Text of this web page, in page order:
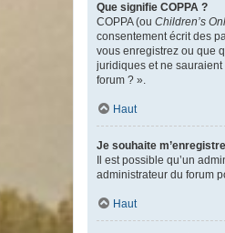
Que signifie COPPA ?
COPPA (ou Children’s
consentement écrit des
vous enregistrez ou que
juridiques et ne
forum ? ».
Haut
Je souhaite
Il est possible qu’un
administrateur du forum
Haut